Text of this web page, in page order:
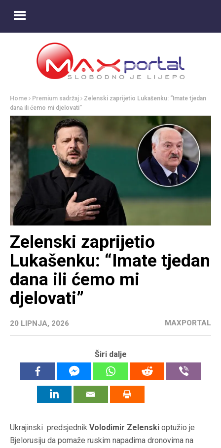
Home Premium sadržaj
Zelenski zaprijetio Lukašenku: “Imate tjedan
dana ili ćemo mi djelovati”
Zelenski zaprijetio
Lukašenku: “Imate tjedan
dana ili ćemo mi
djelovati”
20 LIPNJA, 2026 MAXPORTAL
Širi dalje
Ukrajinski predsjednik Volodimir Zelenski optužio je
Bjelorusiju da pomaže ruskim napadima dronovima na